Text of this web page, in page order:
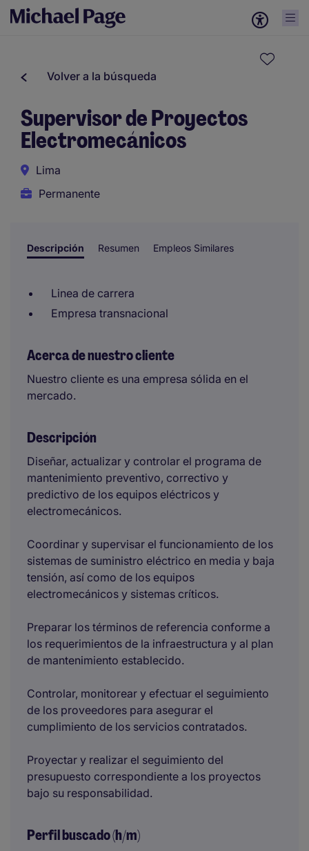
Volver a la búsqueda
Supervisor de Proyectos
Electromecánicos
Lima
Permanente
Descripción Resumen Empleos Similares
Linea de carrera
Empresa transnacional
Acerca de nuestro cliente
Nuestro cliente es una empresa sólida en el
mercado.
Descripción
Diseñar, actualizar y controlar el programa de
mantenimiento preventivo, correctivo y
predictivo de los equipos eléctricos y
electromecánicos.
Coordinar y supervisar el funcionamiento de los
sistemas de suministro eléctrico en media y baja
tensión, así como de los equipos
electromecánicos y sistemas críticos.
Preparar los términos de referencia conforme a
los requerimientos de la infraestructura y al plan
de mantenimiento establecido.
Controlar, monitorear y efectuar el seguimiento
de los proveedores para asegurar el
cumplimiento de los servicios contratados.
Proyectar y realizar el seguimiento del
presupuesto correspondiente a los proyectos
bajo su responsabilidad.
Perfil buscado (h/m)